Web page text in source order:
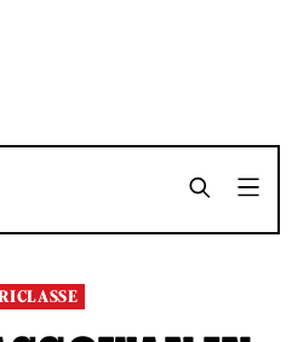
SHARE
SHARE